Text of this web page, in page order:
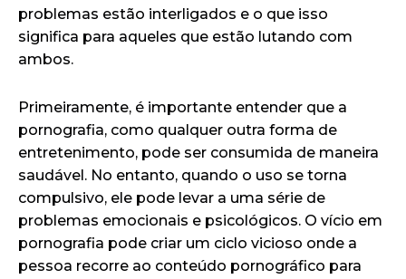
problemas estão interligados e o que isso
significa para aqueles que estão lutando com
ambos.
Primeiramente, é importante entender que a
pornografia, como qualquer outra forma de
entretenimento, pode ser consumida de maneira
saudável. No entanto, quando o uso se torna
compulsivo, ele pode levar a uma série de
problemas emocionais e psicológicos. O vício em
pornografia pode criar um ciclo vicioso onde a
pessoa recorre ao conteúdo pornográfico para